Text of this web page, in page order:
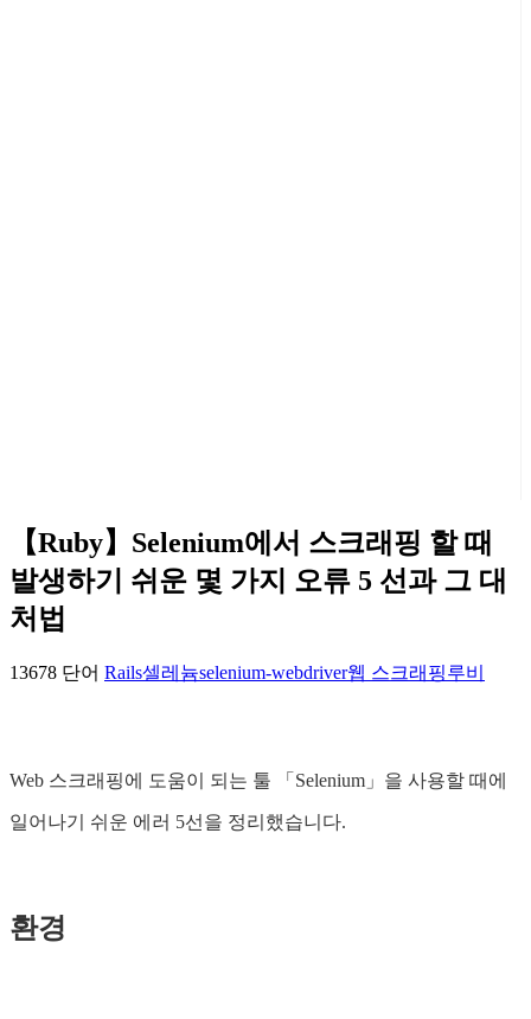
【Ruby】Selenium에서 스크래핑 할 때
발생하기 쉬운 몇 가지 오류 5 선과 그 대
처법
13678 단어 Rails셀레늄selenium-webdriver웹 스크래핑루비
Web 스크래핑에 도움이 되는 툴 「Selenium」을 사용할 때에
일어나기 쉬운 에러 5선을 정리했습니다.
환경